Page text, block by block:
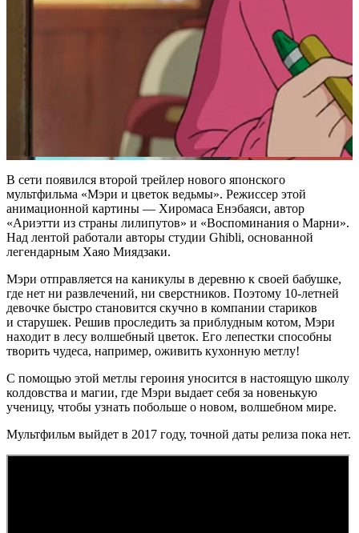
В сети появился второй трейлер нового японского
мультфильма «Мэри и цветок ведьмы». Режиссер этой
анимационной картины — Хиромаса Енэбаяси, автор
«Ариэтти из страны лилипутов» и «Воспоминания о Марни».
Над лентой работали авторы студии Ghibli, основанной
легендарным Хаяо Миядзаки.
Мэри отправляется на каникулы в деревню к своей бабушке,
где нет ни развлечений, ни сверстников. Поэтому 10-летней
девочке быстро становится скучно в компании стариков
и старушек. Решив проследить за приблудным котом, Мэри
находит в лесу волшебный цветок. Его лепестки способны
творить чудеса, например, оживить кухонную метлу!
С помощью этой метлы героиня уносится в настоящую школу
колдовства и магии, где Мэри выдает себя за новенькую
ученицу, чтобы узнать побольше о новом, волшебном мире.
Мультфильм выйдет в 2017 году, точной даты релиза пока нет.